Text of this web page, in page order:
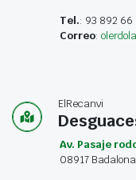
Tel.: 93 892
Correo:
ElRecanvi
Av. Pasaje
08917 Badalona